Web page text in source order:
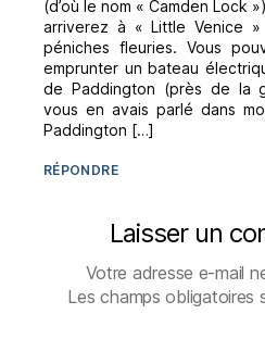
(d’où le nom « Camden Lock
arriverez à « Little Venice
péniches fleuries. Vous
emprunter un bateau
de Paddington (près de la
vous en avais parlé dans
Paddington […]
RÉPONDRE
Laisser un
Votre adresse e-mail
Les champs obligatoires